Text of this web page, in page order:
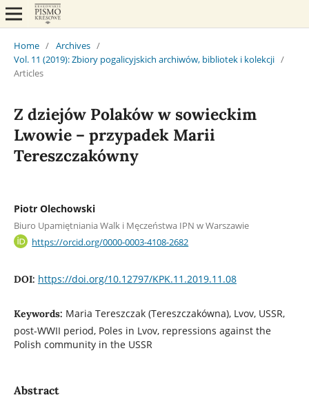
Home / Archives /
Vol. 11 (2019): Zbiory pogalicyjskich archiwów, bibliotek i kolekcji /
Articles
Z dziejów Polaków w sowieckim
Lwowie – przypadek Marii
Tereszczakówny
Piotr Olechowski
Biuro Upamiętniania Walk i Męczeństwa IPN w Warszawie
https://orcid.org/0000-0003-4108-2682
DOI: https://doi.org/10.12797/KPK.11.2019.11.08
Keywords: Maria Tereszczak (Tereszczakówna), Lvov, USSR,
post-WWII period, Poles in Lvov, repressions against the
Polish community in the USSR
Abstract